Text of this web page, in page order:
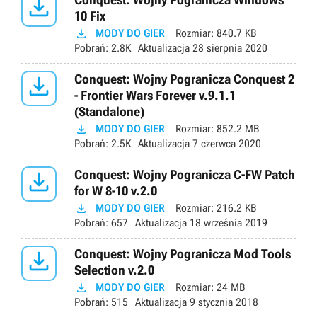

10 Fix
 MODY DO GIER Rozmiar: 840.7 KB
Pobrań: 2.8K Aktualizacja 28 sierpnia 2020

Conquest: Wojny Pogranicza Conquest 2
- Frontier Wars Forever v.9.1.1
(Standalone)
 MODY DO GIER Rozmiar: 852.2 MB
Pobrań: 2.5K Aktualizacja 7 czerwca 2020

Conquest: Wojny Pogranicza C-FW Patch
for W 8-10 v.2.0
 MODY DO GIER Rozmiar: 216.2 KB
Pobrań: 657 Aktualizacja 18 września 2019

Conquest: Wojny Pogranicza Mod Tools
Selection v.2.0
 MODY DO GIER Rozmiar: 24 MB
Pobrań: 515 Aktualizacja 9 stycznia 2018